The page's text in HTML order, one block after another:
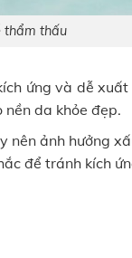
thẩm thấu
ứng và dễ xuất
da khỏe đẹp.
nên ảnh hưởng
để tránh kích